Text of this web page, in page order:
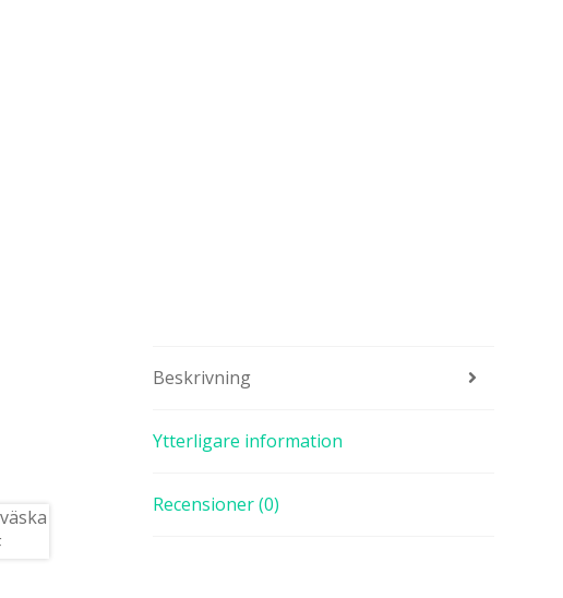
Beskrivning
Ytterligare information
Recensioner (0)